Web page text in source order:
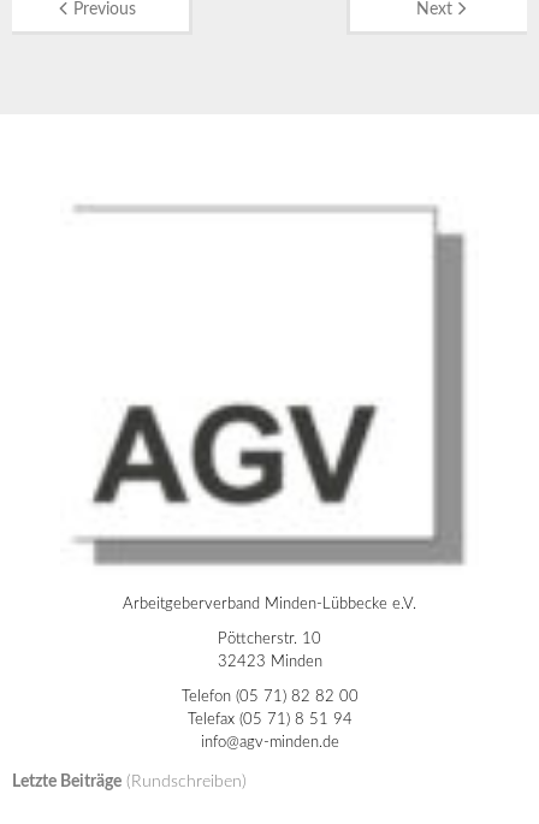
Previous Next
Arbeitgeberverband Minden-Lübbecke e.V.
Pöttcherstr. 10
32423 Minden
Telefon (05 71) 82 82 00
Telefax (05 71) 8 51 94
info@agv-minden.de
Letzte Beiträge (Rundschreiben)